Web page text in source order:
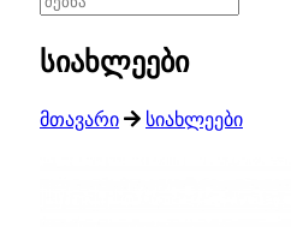
სიახლეები
მთავარი სიახლეები